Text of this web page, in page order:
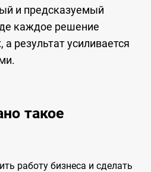
и предсказуемый
каждое решение
результат усиливается
такое
работу бизнеса и сделать